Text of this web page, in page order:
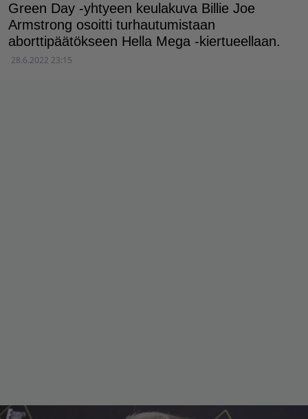
Green Day -yhtyeen keulakuva Billie Joe
Armstrong osoitti turhautumistaan
aborttipäätökseen Hella Mega -kiertueellaan.
28.6.2022 23:15